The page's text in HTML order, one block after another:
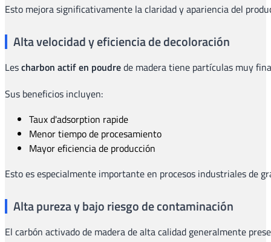
Esto mejora significativamente la claridad y apariencia del
Alta velocidad y eficiencia de decoloración
Lescharbon actif en poudrede madera tiene partículas muy
Sus beneficios incluyen:
Taux d'adsorption rapide
Menor tiempo de procesamiento
Mayor eficiencia de producción
Esto es especialmente importante en procesos industriales de
Alta pureza y bajo riesgo de contaminación
El carbón activado de madera de alta calidad generalmente